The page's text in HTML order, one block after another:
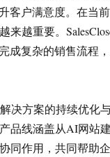
客户满意度。在当
越重要。
成复杂的销售流程
决方案的持续优化
品线涵盖从AI网站
作用，共同帮助企